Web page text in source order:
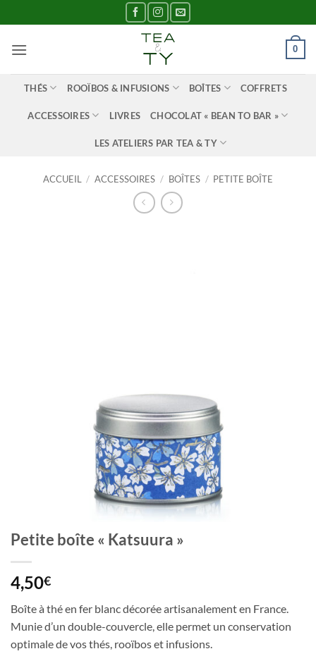
au
contenu
0
THÉS ROOÏBOS & INFUSIONS BOÎTES COFFRETS
ACCESSOIRES LIVRES CHOCOLAT « BEAN TO BAR »
LES ATELIERS PAR TEA & TY
ACCUEIL / ACCESSOIRES / BOÎTES / PETITE BOÎTE
Petite boîte « Katsuura »
4,50€
Boîte à thé en fer blanc décorée artisanalement en France.
Munie d’un double-couvercle, elle permet un conservation
optimale de vos thés, rooïbos et infusions.